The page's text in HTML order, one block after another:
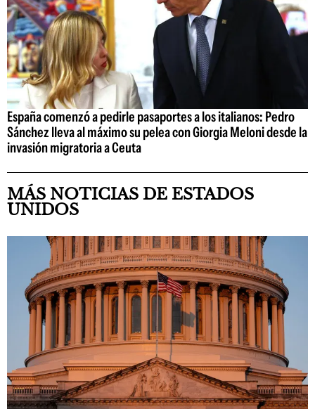
España comenzó a pedirle pasaportes a los italianos: Pedro
Sánchez lleva al máximo su pelea con Giorgia Meloni desde la
invasión migratoria a Ceuta
MÁS NOTICIAS DE ESTADOS
UNIDOS